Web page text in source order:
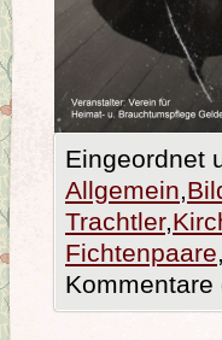
Eingeordnet
Allgemein,
Trachtler,
Fichtenpaare,